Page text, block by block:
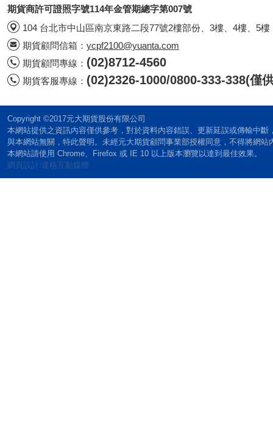
期貨商許可證照字號114年金管期總字第007號
104 台北市中山區南京東路二段77號2樓部份、3樓、4樓、5樓
期貨顧問信箱： ycpf2100@yuanta.com
期貨顧問專線： (02)8712-4560
期貨客服專線： (02)2326-1000/0800-333-338(僅
Copyright ©2017元大期貨股份有限公司
本網站提供之資訊內容僅供參考，對於資料內容錯誤、更新延誤或傳輸中
與本網站無關，特此聲明。未經元大期貨顧問事業部授權同意，不得將網站
本網站請使用 Chrome、Firefox 或 IE 10 以上版本瀏覽以達到最佳效果。
網頁設計:達格互動媒體